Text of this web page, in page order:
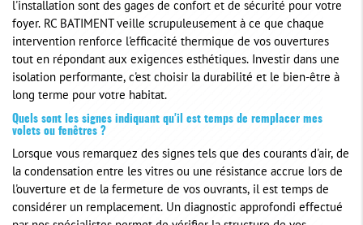
l'installation sont des gages de confort et de sécurité pour votre
foyer. RC BATIMENT veille scrupuleusement à ce que chaque
intervention renforce l'efficacité thermique de vos ouvertures
tout en répondant aux exigences esthétiques. Investir dans une
isolation performante, c'est choisir la durabilité et le bien-être à
long terme pour votre habitat.
Quels sont les signes indiquant qu'il est temps de remplacer mes
volets ou fenêtres ?
Lorsque vous remarquez des signes tels que des courants d'air, de
la condensation entre les vitres ou une résistance accrue lors de
l'ouverture et de la fermeture de vos ouvrants, il est temps de
considérer un remplacement. Un diagnostic approfondi effectué